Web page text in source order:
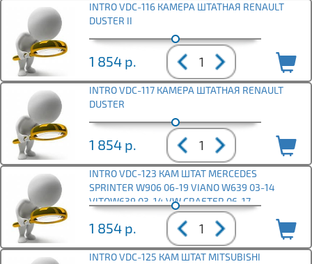
INTRO VDC-116 КАМЕРА ШТАТНАЯ RENAULT
DUSTER II
1 854 р.
INTRO VDC-117 КАМЕРА ШТАТНАЯ RENAULT
DUSTER
1 854 р.
INTRO VDC-123 КАМ ШТАТ MERCEDES
SPRINTER W906 06-19 VIANO W639 03-14
VITOW639 03-14 VW CRAFTER 06-17
1 854 р.
INTRO VDC-125 КАМ ШТАТ MITSUBISHI